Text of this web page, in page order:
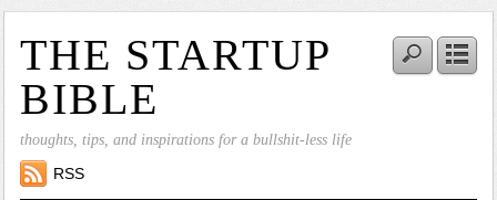
THE STARTUP
BIBLE
thoughts, tips, and inspirations for a bullshit-less life
RSS